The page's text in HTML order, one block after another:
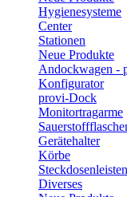
Hygienesysteme
Center
Stationen
Neue Produkte
Andockwagen -
Konfigurator
provi-Dock
Monitortragarme
Gerätehalter
Körbe
Steckdosenleisten
Diverses